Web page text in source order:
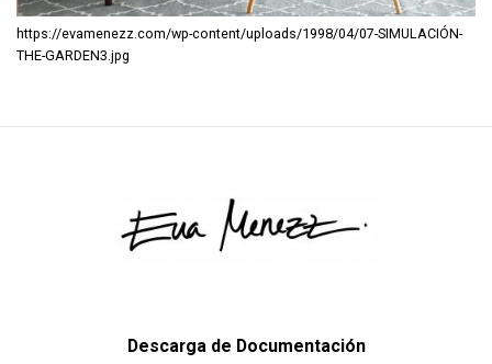
https://evamenezz.com/wp-content/uploads/1998/04/07-SIMULACIÓN-
THE-GARDEN3.jpg
Descarga de Documentación